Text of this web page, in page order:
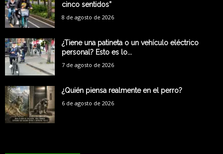
cinco sentidos”
8 de agosto de 2026
¿Tiene una patineta o un vehículo eléctrico
personal? Esto es lo...
7 de agosto de 2026
¿Quién piensa realmente en el perro?
6 de agosto de 2026